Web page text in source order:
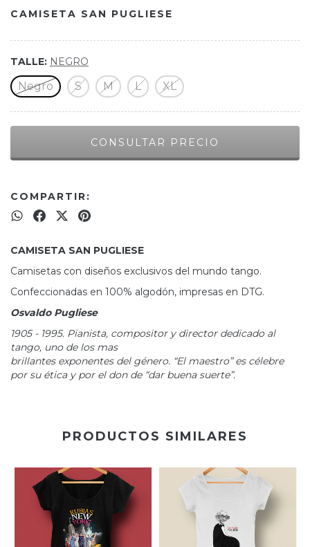
CAMISETA SAN PUGLIESE
TALLE: NEGRO
Negro S M L XL
COMPARTIR:
CAMISETA SAN PUGLIESE
Camisetas con diseños exclusivos del mundo tango.
Confeccionadas en 100% algodón, impresas en DTG.
Osvaldo Pugliese
1905 - 1995. Pianista, compositor y director dedicado al
tango, uno de los mas
brillantes exponentes del género. “El maestro” es célebre
por su ética y por el don de “dar buena suerte”.
PRODUCTOS SIMILARES